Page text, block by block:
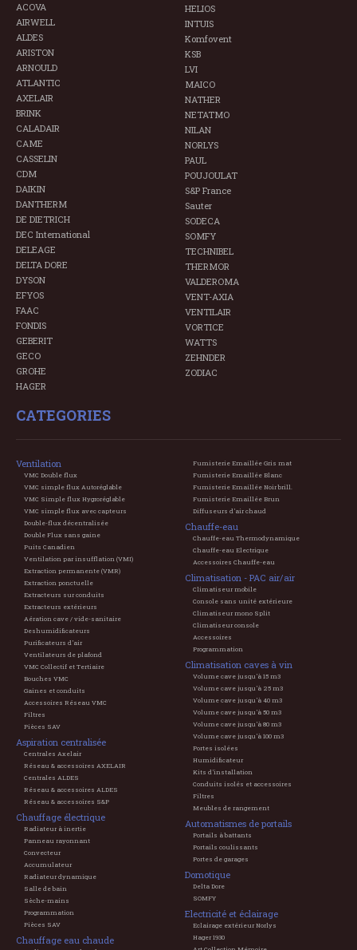
ACOVA
AIRWELL
ALDES
ARISTON
ARNOULD
ATLANTIC
AXELAIR
BRINK
CALADAIR
CAME
CASSELIN
CDM
DAIKIN
DANTHERM
DE DIETRICH
DEC International
DELEAGE
DELTA DORE
DYSON
EFYOS
FAAC
FONDIS
GEBERIT
GECO
GROHE
HAGER
HELIOS
INTUIS
Komfovent
KSB
LVI
MAICO
NATHER
NETATMO
NILAN
NORLYS
PAUL
POUJOULAT
S&P France
Sauter
SODECA
SOMFY
TECHNIBEL
THERMOR
VALDEROMA
VENT-AXIA
VENTILAIR
VORTICE
WATTS
ZEHNDER
ZODIAC
CATEGORIES
Ventilation
VMC Double flux
VMC simple flux Autoréglable
VMC Simple flux Hygroréglable
VMC simple flux avec capteurs
Double-flux décentralisée
Double Flux sans gaine
Puits Canadien
Ventilation par insufflation (VMI)
Extraction permanente (VMR)
Extraction ponctuelle
Extracteurs sur conduits
Extracteurs extérieurs
Aération cave / vide-sanitaire
Deshumidificateurs
Purificateurs d'air
Ventilateurs de plafond
VMC Collectif et Tertiaire
Bouches VMC
Gaines et conduits
Accessoires Réseau VMC
Filtres
Pièces SAV
Aspiration centralisée
Centrales Axelair
Réseau & accessoires AXELAIR
Centrales ALDES
Réseau & accessoires ALDES
Réseau & accessoires S&P
Chauffage électrique
Radiateur à inertie
Panneau rayonnant
Convecteur
Accumulateur
Radiateur dynamique
Salle de bain
Sèche-mains
Programmation
Pièces SAV
Chauffage eau chaude
Fumisterie Emaillée Gris mat
Fumisterie Emaillée Blanc
Fumisterie Emaillée Noir brill.
Fumisterie Emaillée Brun
Diffuseurs d'air chaud
Chauffe-eau
Chauffe-eau Thermodynamique
Chauffe-eau Electrique
Accessoires Chauffe-eau
Climatisation - PAC air/air
Climatiseur mobile
Console sans unité extérieure
Climatiseur mono Split
Climatiseur console
Accessoires
Programmation
Climatisation caves à vin
Volume cave jusqu'à 15 m3
Volume cave jusqu'à 25 m3
Volume cave jusqu'à 40 m3
Volume cave jusqu'à 50 m3
Volume cave jusqu'à 80 m3
Volume cave jusqu'à 100 m3
Portes isolées
Humidificateur
Kits d'installation
Conduits isolés et accessoires
Filtres
Meubles de rangement
Automatismes de portails
Portails à battants
Portails coulissants
Portes de garages
Domotique
Delta Dore
SOMFY
Electricité et éclairage
Eclairage extérieur Norlys
Hager 1930